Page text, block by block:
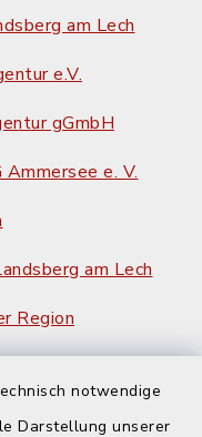
notwendige
Darstellung unserer
am Lech
e.V.
gGmbH
e. V.
am Lech
Region